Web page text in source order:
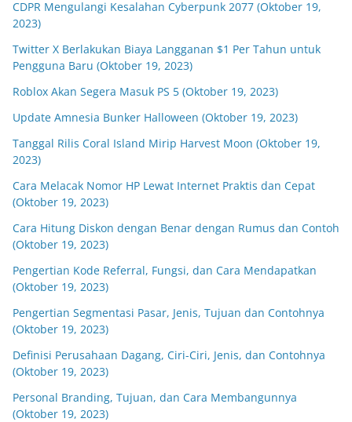
CDPR Mengulangi Kesalahan Cyberpunk 2077 (Oktober 19,
2023)
Twitter X Berlakukan Biaya Langganan $1 Per Tahun untuk
Pengguna Baru (Oktober 19, 2023)
Roblox Akan Segera Masuk PS 5 (Oktober 19, 2023)
Update Amnesia Bunker Halloween (Oktober 19, 2023)
Tanggal Rilis Coral Island Mirip Harvest Moon (Oktober 19,
2023)
Cara Melacak Nomor HP Lewat Internet Praktis dan Cepat
(Oktober 19, 2023)
Cara Hitung Diskon dengan Benar dengan Rumus dan Contoh
(Oktober 19, 2023)
Pengertian Kode Referral, Fungsi, dan Cara Mendapatkan
(Oktober 19, 2023)
Pengertian Segmentasi Pasar, Jenis, Tujuan dan Contohnya
(Oktober 19, 2023)
Definisi Perusahaan Dagang, Ciri-Ciri, Jenis, dan Contohnya
(Oktober 19, 2023)
Personal Branding, Tujuan, dan Cara Membangunnya
(Oktober 19, 2023)